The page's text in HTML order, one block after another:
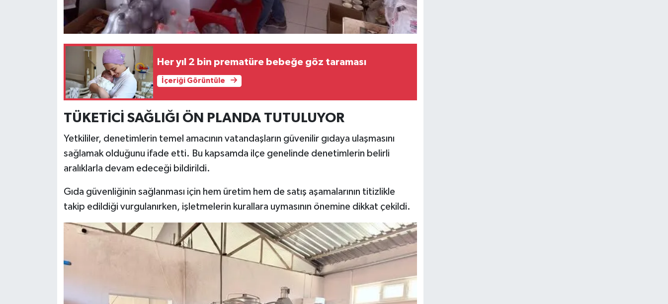
Her yıl 2 bin prematüre bebeğe göz taraması
İçeriği Görüntüle
TÜKETİCİ SAĞLIĞI ÖN PLANDA TUTULUYOR
Yetkililer, denetimlerin temel amacının vatandaşların güvenilir gıdaya ulaşmasını
sağlamak olduğunu ifade etti. Bu kapsamda ilçe genelinde denetimlerin belirli
aralıklarla devam edeceği bildirildi.
Gıda güvenliğinin sağlanması için hem üretim hem de satış aşamalarının titizlikle
takip edildiği vurgulanırken, işletmelerin kurallara uymasının önemine dikkat çekildi.
Yemek Tarifleri